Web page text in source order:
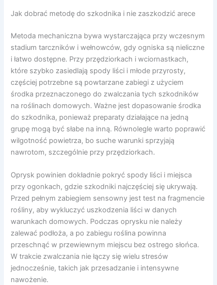
Jak dobrać metodę do szkodnika i nie zaszkodzić arece
Metoda mechaniczna bywa wystarczająca przy wczesnym
stadium tarczników i wełnowców, gdy ogniska są nieliczne
i łatwo dostępne. Przy przędziorkach i wciornastkach,
które szybko zasiedlają spody liści i młode przyrosty,
częściej potrzebne są powtarzane zabiegi z użyciem
środka przeznaczonego do zwalczania tych szkodników
na roślinach domowych. Ważne jest dopasowanie środka
do szkodnika, ponieważ preparaty działające na jedną
grupę mogą być słabe na inną. Równolegle warto poprawić
wilgotność powietrza, bo suche warunki sprzyjają
nawrotom, szczególnie przy przędziorkach.
Oprysk powinien dokładnie pokryć spody liści i miejsca
przy ogonkach, gdzie szkodniki najczęściej się ukrywają.
Przed pełnym zabiegiem sensowny jest test na fragmencie
rośliny, aby wykluczyć uszkodzenia liści w danych
warunkach domowych. Podczas oprysku nie należy
zalewać podłoża, a po zabiegu roślina powinna
przeschnąć w przewiewnym miejscu bez ostrego słońca.
W trakcie zwalczania nie łączy się wielu stresów
jednocześnie, takich jak przesadzanie i intensywne
nawożenie.